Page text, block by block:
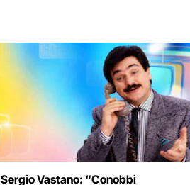
Sergio Vastano: “Conobbi